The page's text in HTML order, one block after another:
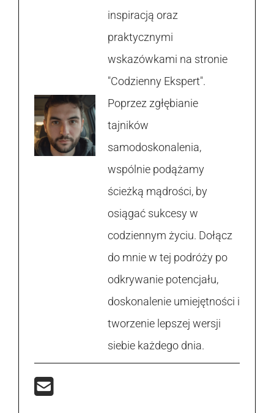
inspiracją oraz
praktycznymi
wskazówkami na stronie
"Codzienny Ekspert".
Poprzez zgłębianie
tajników
samodoskonalenia,
wspólnie podążamy
ścieżką mądrości, by
osiągać sukcesy w
codziennym życiu. Dołącz
do mnie w tej podróży po
odkrywanie potencjału,
doskonalenie umiejętności i
tworzenie lepszej wersji
siebie każdego dnia.